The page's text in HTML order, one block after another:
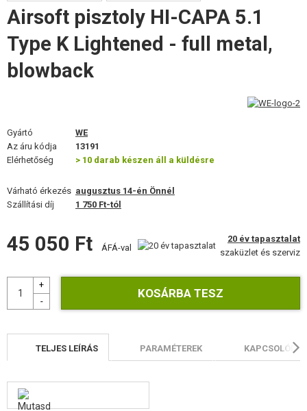
FELSZERELÉS, EGYENRUHA, TOKOK
ÁLCÁZÁS, FESTÉK, SZALAG
PÓTALKATRÉSZEK FEGYVEREKHEZ
ÖNVÉDELMI FELSZERELÉSEK, KÉPZÉS, KÉSEK
CÉLOK, LŐLAP
ÉLELMISZER
ÉPÍTŐKÉSZLETEK, MODELLEK
SÉRÜLT, HASZNÁLT ÁRUK
Airsoft pisztoly HI-CAPA 5.1
Type K Lightened - full metal,
blowback
Gyártó
WE
Az áru kódja
13191
Elérhetőség
> 10 darab készen áll a küldésre
Várható érkezés augusztus 14-én Önnél
Szállítási díj
1 750 Ft-tól
45 050 Ft ÁFÁ-val
20 év tapasztalat
szaküzlet és szerviz
TELJES LEÍRÁS PARAMÉTEREK KAPCSOLÓDÓ